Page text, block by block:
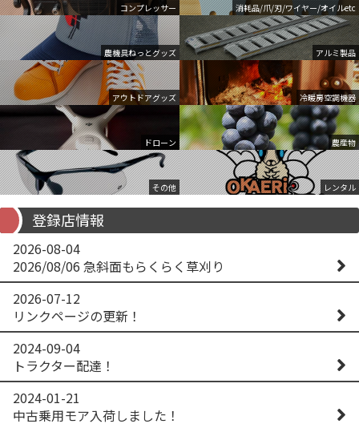
コンプレッサー 消耗品/爪/刃/ワイヤー/オイルetc
農機具ねっとグッズ アルミ製品
アウトドアグッズ 冷暖房空調機器
ドローン 農産物
その他 レンタル
登録店情報
2026-08-04
2026/08/06 急斜面もらくらく草刈り
2026-07-12
リンクページの更新！
2024-09-04
トラクター配達！
2024-01-21
中古乗用モア入荷しました！